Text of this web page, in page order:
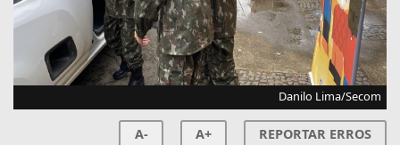
Danilo Lima/Secom
A- A+ REPORTAR ERROS